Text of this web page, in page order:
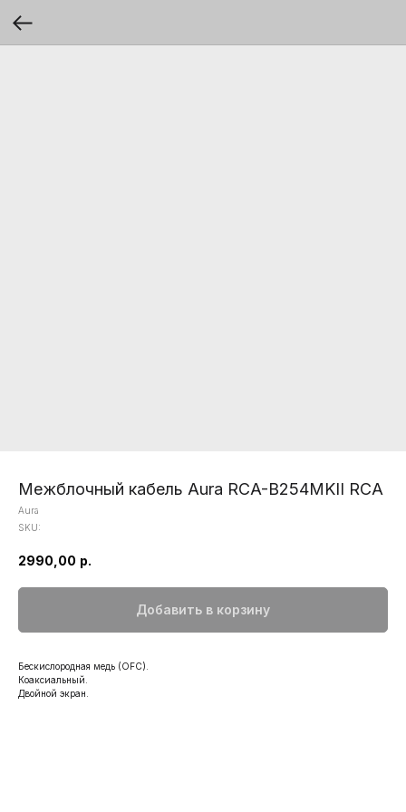
Межблочный кабель Aura RCA-B254MKII RCA
Aura
SKU:
2990,00 р.
Добавить в корзину
Бескислородная медь (OFC).
Коаксиальный.
Двойной экран.